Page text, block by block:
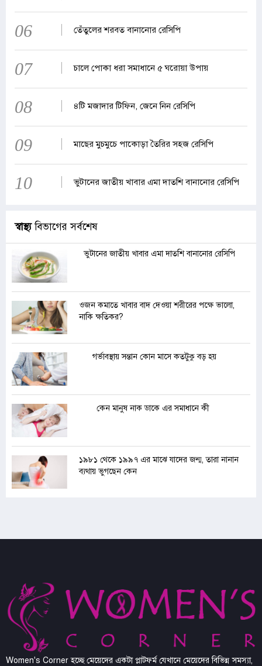
06 তেঁতুলের শরবত বানানোর রেসিপি
07 চালে পোকা ধরা সমাধানে ৫ ঘরোয়া উপায়
08 ৪টি মজাদার টিফিন, জেনে নিন রেসিপি
09 মাছের মুচমুচে পাকোড়া তৈরির সহজ রেসিপি
10 ভুটানের জাতীয় খাবার এমা দাতশি বানানোর রেসিপি
স্বাস্থ্যবিভাগের সর্বশেষ
ভুটানের জাতীয় খাবার এমা দাতশি বানানোর রেসিপি
ওজন কমাতে খাবার বাদ দেওয়া শরীরের পক্ষে ভালো,
নাকি ক্ষতিকর?
গর্ভাবস্থায় সন্তান কোন মাসে কতটুকু বড় হয়
কেন মানুষ নাক ডাকে এর সমাধানে কী
১৯৮১ থেকে ১৯৯৭ এর মাঝে যাদের জন্ম, তারা নানান
ব্যথায় ভুগছেন কেন
Women's Corner হচ্ছে মেয়েদের একটা প্লাটফর্ম যেখানে মেয়েদের বিভিন্ন সমস্যা,